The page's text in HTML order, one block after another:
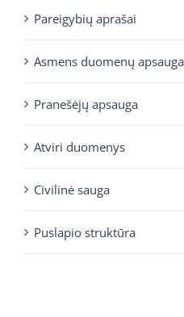
Pareigybių aprašai
Asmens duomenų apsauga
Pranešėjų apsauga
Atviri duomenys
Civilinė sauga
Puslapio struktūra